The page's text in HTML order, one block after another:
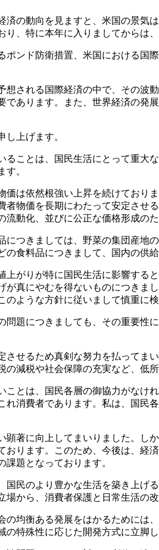
の動向を見ますと、米国の景気
り、特に本年に入りましてからは
ンド防衛措置、米国における国
される国際経済の中で、その波
であります。また、世界経済の発
上げます。
ことは、国民生活にとって重大
す。
は依然根強い上昇を続けており
者物価を長期にわたって安定させ
動化、並びに公正な価格形成の
つきましては、野菜の集団産地
食料品につきまして、国内の供
がりが特に国民生活に影響する
が真にやむを得ないものにつき
ような方針に従いまして慎重に
題につきましても、その重要性
せるため真剣な努力を払ってま
の減税や社会保障の充実など、低
とは、国民各層の御協力がなけ
れ消費者であります。私は、国民
著に向上してまいりました。し
おります。このため、今後は、
題となっております。
民のより豊かな生活を築き上げ
から、消費者保護と日常生活の
均衡ある発展をはかるためには
特殊性に応じた開発方式に立脚